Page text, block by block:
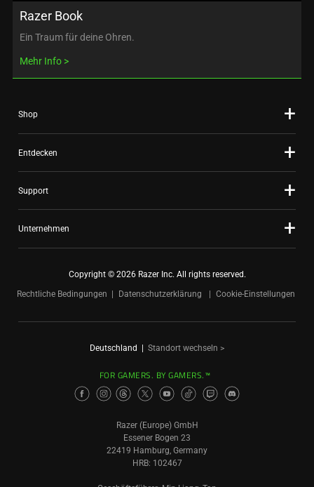
Razer Book
Ein Traum für deine Ohren.
Mehr Info
Shop
Entdecken
Support
Unternehmen
Copyright © 2026 Razer Inc. All rights reserved.
Rechtliche Bedingungen
Datenschutzerklärung Cookie-Einstellungen
Deutschland Standort wechseln >
FOR GAMERS. BY GAMERS.™
Razer (Europe) GmbH
Essener Bogen 23
22419 Hamburg, Germany
HRB: 102467